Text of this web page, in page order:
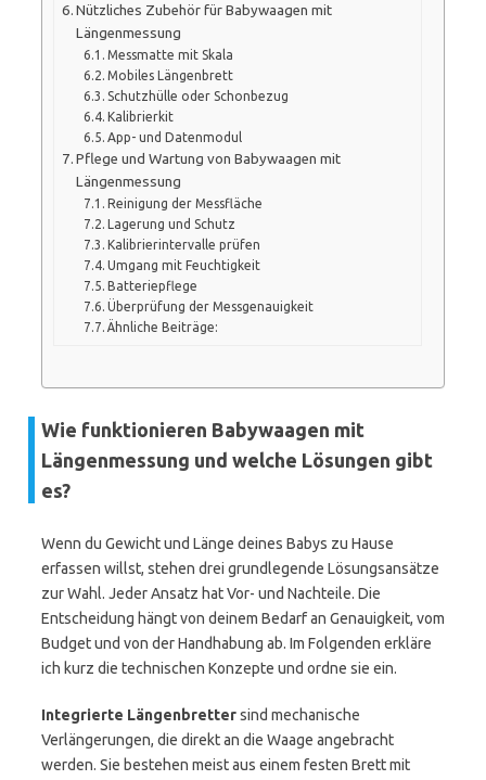
Nützliches Zubehör für Babywaagen mit
Längenmessung
Messmatte mit Skala
Mobiles Längenbrett
Schutzhülle oder Schonbezug
Kalibrierkit
App- und Datenmodul
Pflege und Wartung von Babywaagen mit
Längenmessung
Reinigung der Messfläche
Lagerung und Schutz
Kalibrierintervalle prüfen
Umgang mit Feuchtigkeit
Batteriepflege
Überprüfung der Messgenauigkeit
Ähnliche Beiträge:
Wie funktionieren Babywaagen mit
Längenmessung und welche Lösungen gibt
es?
Wenn du Gewicht und Länge deines Babys zu Hause
erfassen willst, stehen drei grundlegende Lösungsansätze
zur Wahl. Jeder Ansatz hat Vor- und Nachteile. Die
Entscheidung hängt von deinem Bedarf an Genauigkeit, vom
Budget und von der Handhabung ab. Im Folgenden erkläre
ich kurz die technischen Konzepte und ordne sie ein.
Integrierte Längenbrettersind mechanische
Verlängerungen, die direkt an die Waage angebracht
werden. Sie bestehen meist aus einem festen Brett mit